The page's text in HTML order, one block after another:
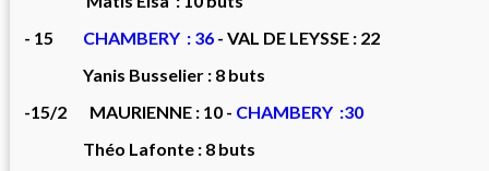
- 15 CHAMBERY : 36 - VAL DE LEYSSE : 22
Yanis Busselier : 8 buts
-15/2 MAURIENNE : 10 - CHAMBERY :30
Théo Lafonte : 8 buts